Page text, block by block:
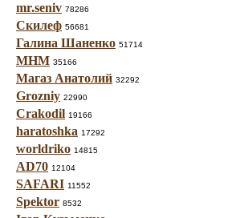
mr.seniv 78286
Скилеф 56681
Галина Шаненко 51714
МНМ 35166
Магаз Анатолий 32292
Grozniy 22990
Crakodil 19166
haratoshka 17292
worldriko 14815
AD70 12104
SAFARI 11552
Spektor 8532